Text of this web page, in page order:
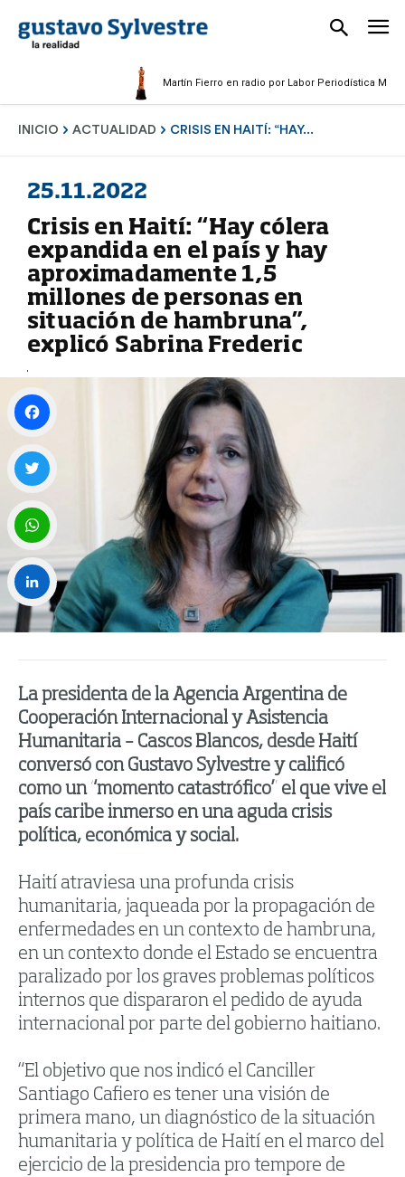
Martín Fierro en radio por Labor Periodística Masculina
INICIO ACTUALIDAD CRISIS EN HAITÍ: “HAY...
25.11.2022
Crisis en Haití: “Hay cólera
expandida en el país y hay
aproximadamente 1,5
millones de personas en
situación de hambruna”,
explicó Sabrina Frederic
La presidenta de la Agencia Argentina de
Cooperación Internacional y Asistencia
Humanitaria – Cascos Blancos, desde Haití
conversó con Gustavo Sylvestre y calificó
como un “momento catastrófico” el que vive el
país caribe inmerso en una aguda crisis
política, económica y social.
Haití atraviesa una profunda crisis
humanitaria, jaqueada por la propagación de
enfermedades en un contexto de hambruna,
en un contexto donde el Estado se encuentra
paralizado por los graves problemas políticos
internos que dispararon el pedido de ayuda
internacional por parte del gobierno haitiano.
“El objetivo que nos indicó el Canciller
Santiago Cafiero es tener una visión de
primera mano, un diagnóstico de la situación
humanitaria y política de Haití en el marco del
ejercicio de la presidencia pro tempore de
Facebook
Twitter
WhatsApp
LinkedIn